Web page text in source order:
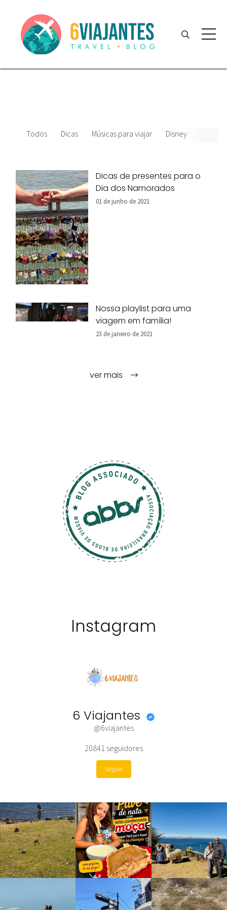
Todos Dicas Músicas para viajar Disney
Dicas de presentes para o
Dia dos Namorados
01 de junho de 2021
Nossa playlist para uma
viagem em família!
23 de janeiro de 2021
ver mais
Instagram
6 Viajantes
@6viajantes
20841 seguidores
Seguir